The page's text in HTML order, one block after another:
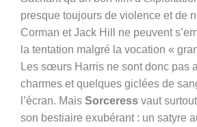
presque toujours de violence et de
Corman et Jack Hill ne peuvent
la tentation malgré la vocation «
Les sœurs Harris ne sont donc pas
charmes et quelques giclées de
l’écran. Mais Sorceress vaut
son bestiaire exubérant : un satyre